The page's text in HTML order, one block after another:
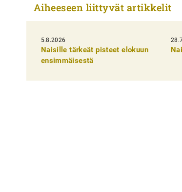
i
k
e
Aiheeseen liittyvät artikkelit
5.8.2026
Naisille tärkeät pisteet elokuun
ensimmäisestä